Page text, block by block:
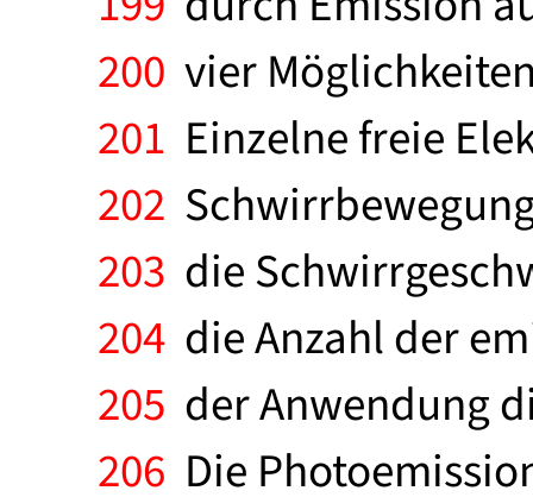
200 vier
201 Einzelne freie
202
203 die
204 die Anzahl der
205 der Anwendung
206 Die